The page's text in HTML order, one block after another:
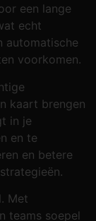
een lange
echt
automatische
voorkomen.
kaart brengen
in je
en te
en betere
Met
teams soepel